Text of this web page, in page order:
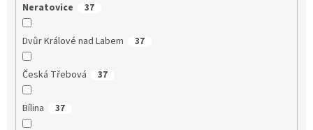
Neratovice 37
Dvůr Králové nad Labem 37
Česká Třebová 37
Bílina 37